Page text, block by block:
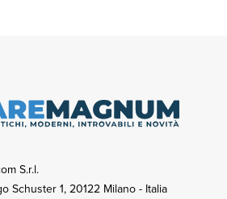
S.r.l.
Schuster 1, 20122 Milano - Italia